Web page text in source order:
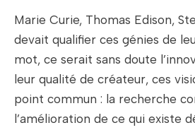
Marie Curie, Thomas Edison,
devait qualifier ces génies de
mot, ce serait sans doute
leur qualité de créateur, ces
point commun : la recherche
l’amélioration de ce qui existe